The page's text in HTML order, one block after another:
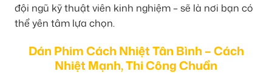
đội ngũ kỹ thuật viên kinh nghiệm – sẽ là nơi bạn có
thể yên tâm lựa chọn.
Dán Phim Cách Nhiệt Tân Bình – Cách
Nhiệt Mạnh, Thi Công Chuẩn